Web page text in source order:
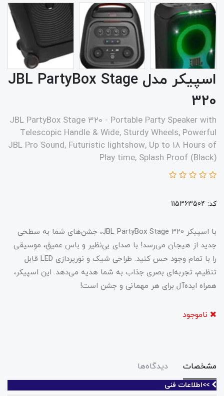
اسپیکر مدل JBL PartyBox Stage
320
JBL PartyBox Stage 320 - Portable Party Speaker with
Telescopic Handle & Wide, Sturdy Wheels, Powerful
JBL Pro Sound, Futuristic lightshow, Up to 18 Hours of
Play time, Splash Proof (Black)
کد: 115363504
با اسپیکر JBL PartyBox Stage 320، جشن‌های شما به سطحی
جدید از هیجان می‌رسد! با صدای بی‌نظیر و باس عمیق، موسیقی
را با تمام وجود حس کنید. طراحی شیک و نورپردازی LED قابل
تنظیم، تجربه‌ای بصری جذاب به شما هدیه می‌دهد. این اسپیکر،
همراه ایده‌آل برای هر مهمانی و جشن است!
ناموجود
مشخصات دیدگاه‌ها
>>اطلاعات فنی